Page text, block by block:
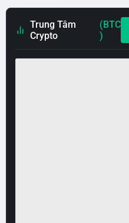
Trung Tâm
Crypto
(BTC
)